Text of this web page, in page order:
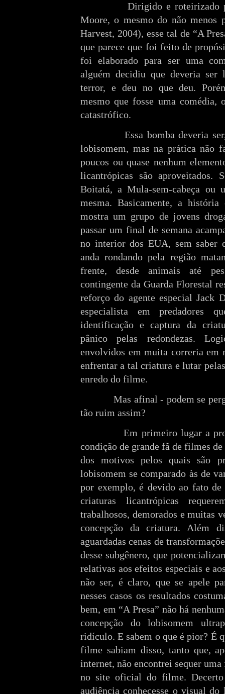
Dirigido e roteirizado pelo
Moore, o mesmo do não menos
Harvest, 2004), esse tal de “A
que parece que foi feito de
foi elaborado para ser uma
alguém decidiu que deveria
terror, e deu no que deu.
mesmo que fosse uma comédia,
catastrófico.
Essa bomba deveria ser,
lobisomem, mas na prática não
poucos ou quase nenhum
licantrópicas são
Boitatá, a Mula-sem-cabeça ou
mesma. Basicamente, a
mostra um grupo de jovens
passar um final de semana
no interior dos EUA, sem saber
anda rondando pela região
frente, desde animais até
contingente da Guarda Florestal
reforço do agente especial Jack
especialista em predadores
identificação e captura da
pânico pelas redondezas.
envolvidos em muita correria em
enfrentar a tal criatura e lutar
enredo do filme.
Mas afinal - podem se
tão ruim assim?
Em primeiro lugar a
condição de grande fã de filmes
dos motivos pelos quais são
lobisomem se comparado às de
por exemplo, é devido ao fato
criaturas licantrópicas
trabalhosos, demorados e muitas
concepção da criatura. Além
aguardadas cenas de
desse subgênero, que
relativas aos efeitos especiais e
não ser, é claro, que se apele
nesses casos os resultados
bem, em “A Presa” não há
concepção do lobisomem
ridículo. E sabem o que é pior? É
filme sabiam disso, tanto que,
internet, não encontrei sequer
no site oficial do filme.
audiência conhecesse o visual